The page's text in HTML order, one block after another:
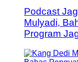
Podcast
Mulyadi,
Program